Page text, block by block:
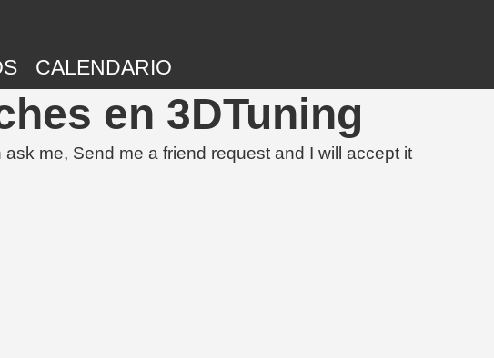
CALENDARIO
en 3DTuning
me, Send me a friend request and I will accept it